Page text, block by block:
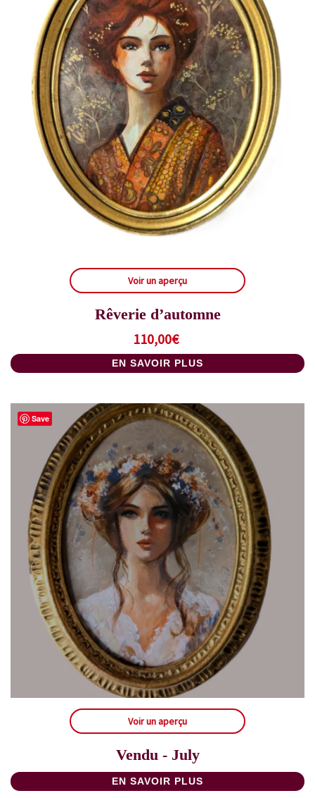
Voir un aperçu
Rêverie d’automne
110,00€
EN SAVOIR PLUS
Save
Voir un aperçu
Vendu - July
EN SAVOIR PLUS